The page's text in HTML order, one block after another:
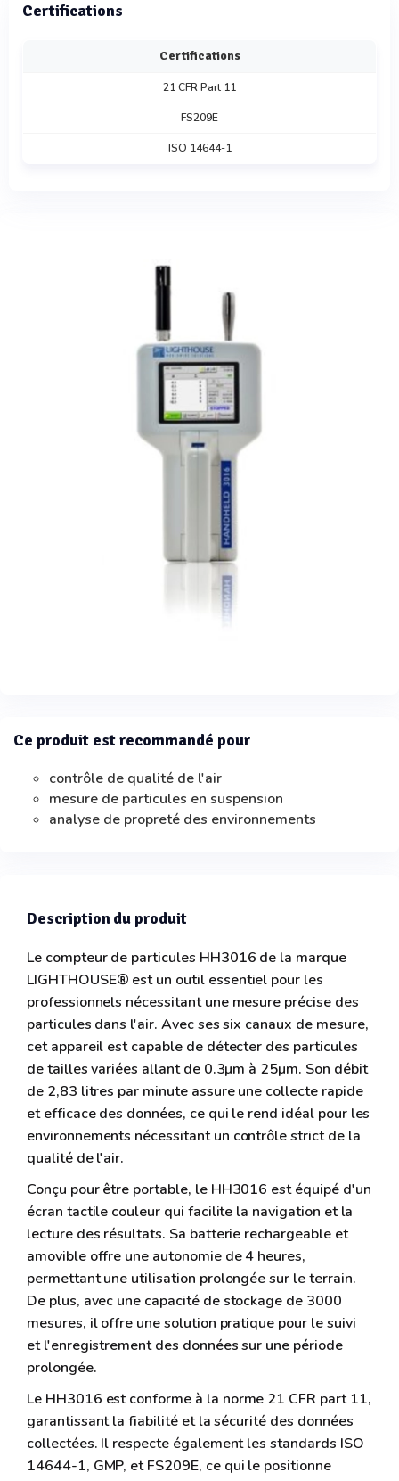
Ce produit est recommandé pour
contrôle de qualité de l'air
mesure de particules en suspension
analyse de propreté des environnements
Description du produit
Le compteur de particules HH3016 de la marque
LIGHTHOUSE® est un outil essentiel pour les
professionnels nécessitant une mesure précise des
particules dans l'air. Avec ses six canaux de mesure,
cet appareil est capable de détecter des particules
de tailles variées allant de 0.3µm à 25µm. Son débit
de 2,83 litres par minute assure une collecte rapide
et efficace des données, ce qui le rend idéal pour les
environnements nécessitant un contrôle strict de la
qualité de l'air.
Conçu pour être portable, le HH3016 est équipé d'un
écran tactile couleur qui facilite la navigation et la
lecture des résultats. Sa batterie rechargeable et
amovible offre une autonomie de 4 heures,
permettant une utilisation prolongée sur le terrain.
De plus, avec une capacité de stockage de 3000
mesures, il offre une solution pratique pour le suivi
et l'enregistrement des données sur une période
prolongée.
Le HH3016 est conforme à la norme 21 CFR part 11,
garantissant la fiabilité et la sécurité des données
collectées. Il respecte également les standards ISO
14644-1, GMP, et FS209E, ce qui le positionne
Certifications
Certifications
21 CFR Part 11
FS209E
ISO 14644-1